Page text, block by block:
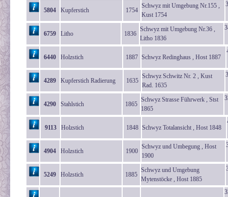
5804 Kupferstich 1754
Schwyz mit Umgebung Nr.155 ,
Kust 1754
6759 Litho 1836
Schwyz mit Umgebung Nr.36 ,
Litho 1836
6440 Holzstich 1887 Schwyz Redinghaus , Host 1887
4289 Kupferstich Radierung 1635
Schwyz Schwitz Nr. 2 , Kust
Rad. 1635
4290 Stahlstich 1865
Schwyz Strasse Führwerk , Stst
1865
9113 Holzstich 1848 Schwyz Totalansicht , Host 1848
4904 Holzstich 1900
Schwyz und Umbegung , Host
1900
5249 Holzstich 1885
Schwyz und Umgebung
Mytenstöcke , Host 1885